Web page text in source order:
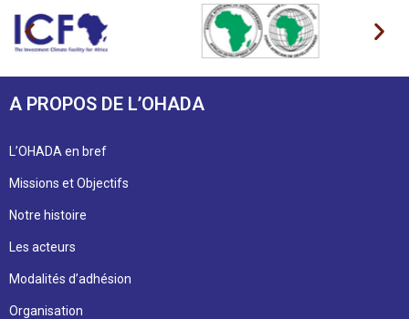
A PROPOS DE L’OHADA
L’OHADA en bref
Missions et Objectifs
Notre histoire
Les acteurs
Modalités d’adhésion
Organisation